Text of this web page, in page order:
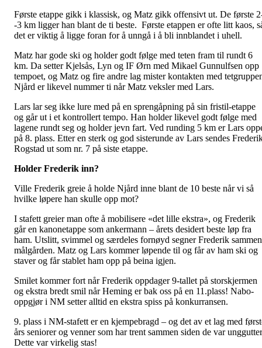
Første etappe gikk i klassisk, og Matz gikk offensivt ut. De første
‑3 km ligger han blant de ti beste. Første etappen er ofte litt kaos,
det er viktig å ligge foran for å unngå i å bli innblandet i uhell.
Matz har gode ski og holder godt følge med teten fram til rundt 6
km. Da setter Kjelsås, Lyn og IF Ørn med Mikael Gunnulfsen opp
tempoet, og Matz og fire andre lag mister kontakten med
Njård er likevel nummer ti når Matz veksler med Lars.
Lars lar seg ikke lure med på en sprengåpning på sin fristil-etappe
og går ut i et kontrollert tempo. Han holder likevel godt følge med
lagene rundt seg og holder jevn fart. Ved runding 5 km er Lars
på 8. plass. Etter en sterk og god sisterunde av Lars sendes
Rogstad ut som nr. 7 på siste etappe.
Holder Frederik inn?
Ville Frederik greie å holde Njård inne blant de 10 beste når vi så
hvilke løpere han skulle opp mot?
I stafett greier man ofte å mobilisere «det lille ekstra», og Frederik
går en kanonetappe som ankermann – årets desidert beste løp fra
ham. Utslitt, svimmel og særdeles fornøyd segner Frederik
målgården. Matz og Lars kommer løpende til og får av ham ski og
staver og får stablet ham opp på beina igjen.
Smilet kommer fort når Frederik oppdager 9-tallet på storskjermen
og ekstra bredt smil når Heming er bak oss på en 11.plass! Nabo-
oppgjør i NM setter alltid en ekstra spiss på konkurransen.
9. plass i NM-stafett er en kjempebragd – og det av et lag med
års seniorer og venner som har trent sammen siden de var
Dette var virkelig stas!